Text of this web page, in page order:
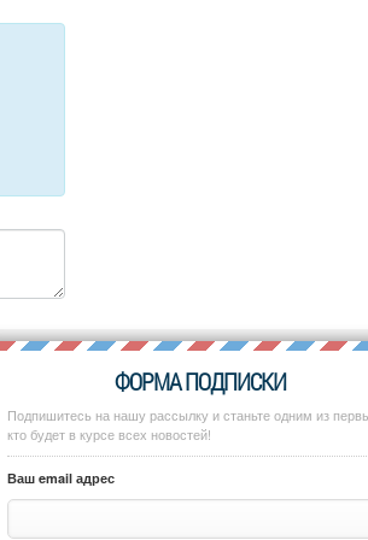
ФОРМА ПОДПИСКИ
Подпишитесь на нашу рассылку и станьте одним из
кто будет в курсе всех новостей!
Ваш email адрес